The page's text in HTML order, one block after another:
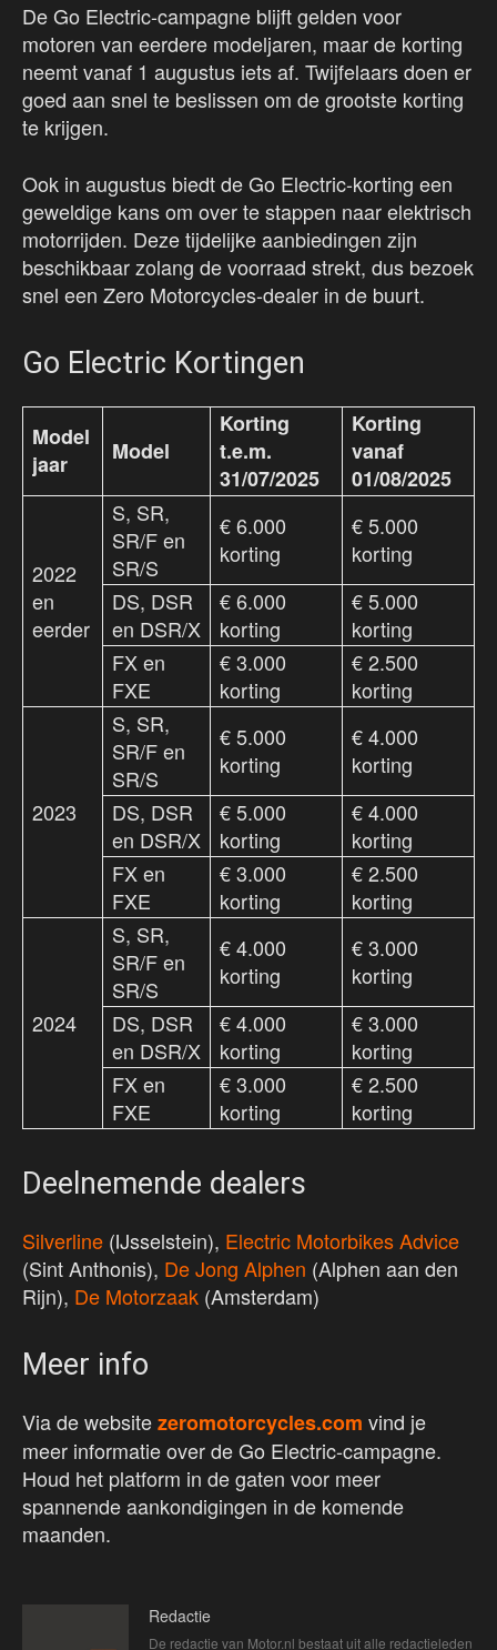
De Go Electric-campagne blijft gelden voor
motoren van eerdere modeljaren, maar de korting
neemt vanaf 1 augustus iets af. Twijfelaars doen er
goed aan snel te beslissen om de grootste korting
te krijgen.
Ook in augustus biedt de Go Electric-korting een
geweldige kans om over te stappen naar elektrisch
motorrijden. Deze tijdelijke aanbiedingen zijn
beschikbaar zolang de voorraad strekt, dus bezoek
snel een Zero Motorcycles-dealer in de buurt.
Go Electric Kortingen
Model
jaar
Model
Korting
t.e.m.
31/07/2025
Korting
vanaf
01/08/2025
2022
en
eerder
S, SR,
SR/F en
SR/S
€ 6.000
korting
€ 5.000
korting
DS, DSR
en DSR/X
€ 6.000
korting
€ 5.000
korting
FX en
FXE
€ 3.000
korting
€ 2.500
korting
2023
S, SR,
SR/F en
SR/S
€ 5.000
korting
€ 4.000
korting
DS, DSR
en DSR/X
€ 5.000
korting
€ 4.000
korting
FX en
FXE
€ 3.000
korting
€ 2.500
korting
2024
S, SR,
SR/F en
SR/S
€ 4.000
korting
€ 3.000
korting
DS, DSR
en DSR/X
€ 4.000
korting
€ 3.000
korting
FX en
FXE
€ 3.000
korting
€ 2.500
korting
Deelnemende dealers
Silverline (IJsselstein), Electric Motorbikes Advice
(Sint Anthonis), De Jong Alphen (Alphen aan den
Rijn), De Motorzaak (Amsterdam)
Meer info
Via de websitezeromotorcycles.com vind je
meer informatie over de Go Electric-campagne.
Houd het platform in de gaten voor meer
spannende aankondigingen in de komende
maanden.
Redactie
De redactie van Motor.nl bestaat uit alle redactieleden